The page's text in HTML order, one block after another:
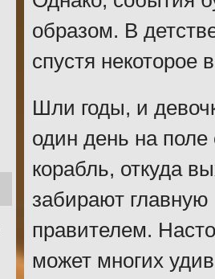
образом. В
спустя некоторое
Шли годы, и
один день на
корабль, откуда
забирают главную
правителем.
может многих